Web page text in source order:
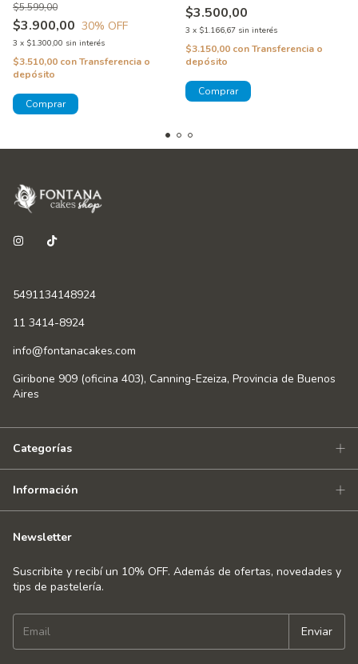
$3.900,00
$5.599,00
30% OFF
3 x $1.300,00 sin interés
$3.510,00 conTransferencia o
depósito
$3.500,00
3 x $1.166,67 sin interés
$3.150,00 conTransferencia o
depósito
5491134148924
11 3414-8924
info@fontanacakes.com
Giribone 909 (oficina 403), Canning-Ezeiza, Provincia de Buenos
Aires
Categorías
Información
Newsletter
Suscribite y recibí un 10% OFF. Además de ofertas, novedades y
tips de pastelería.